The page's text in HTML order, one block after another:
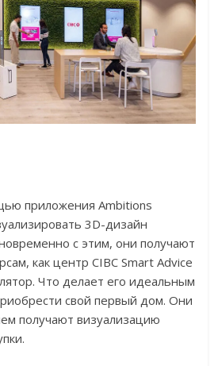
приложения Ambitions
3D-дизайн
с этим, они получают
как центр CIBC Smart Advice
Что делает его идеальным
свой первый дом. Они
получают визуализацию